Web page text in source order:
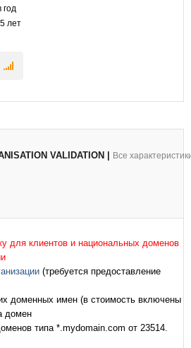
год
5 лет
VALIDATION Все
для клиентов и национальных доменов
(требуется предоставление
доменных имен (в стоимость включены
домен
типа *.mydomain.com от 23514.